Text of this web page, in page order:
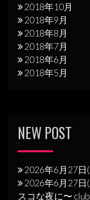
2018年10月
2018年9月
2018年8月
2018年7月
2018年6月
2018年5月
NEW POST
2026年6月27日
2026年6月27日
スコな夜に〜